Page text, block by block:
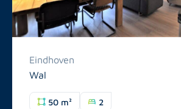
Eindhoven
Wal
50 m² 2